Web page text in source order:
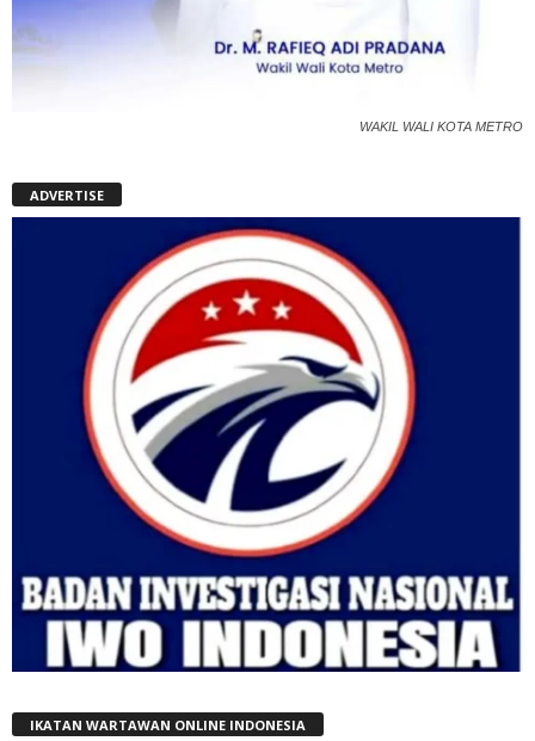
WAKIL WALI KOTA METRO
ADVERTISE
IKATAN WARTAWAN ONLINE INDONESIA